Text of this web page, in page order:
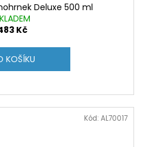
Deluxe 500 ml
Kč
KOŠÍKU
Kód: AL70017